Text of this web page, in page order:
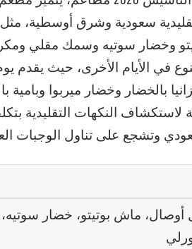
سعودية وشرق أوسطية،
في الأيام الأخرى، حيث
بالخضار وخضار ميربوا وبامية
لاستكشاف النكهات التقليدية
وتشجع على تناول الوجبات
ماش بوتيتو، خضار